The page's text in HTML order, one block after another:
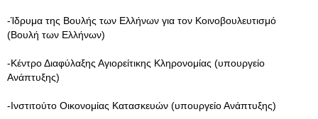
-Ίδρυμα της Βουλής των Ελλήνων για τον Κοινοβουλευτισμό
(Βουλή των Ελλήνων)
-Κέντρο Διαφύλαξης Αγιορείτικης Κληρονομίας (υπουργείο
Ανάπτυξης)
-Ινστιτούτο Οικονομίας Κατασκευών (υπουργείο Ανάπτυξης)